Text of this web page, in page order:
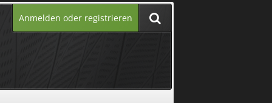
Anmelden oder registrieren